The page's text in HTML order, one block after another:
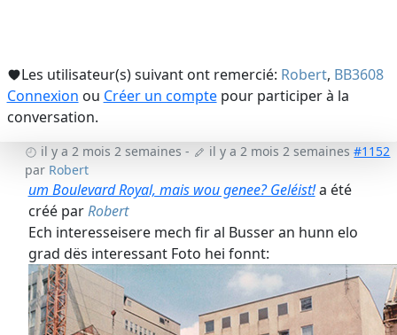
Les utilisateur(s) suivant ont remercié: Robert, BB3608
Connexion ou Créer un comptepour participer à la
conversation.
il y a 2 mois 2 semaines - il y a 2 mois 2 semaines #1152
par Robert
um Boulevard Royal, mais wou genee? Geléist!a été
créé parRobert
Ech interesseisere mech fir al Busser an hunn elo
grad dës interessant Foto hei fonnt: